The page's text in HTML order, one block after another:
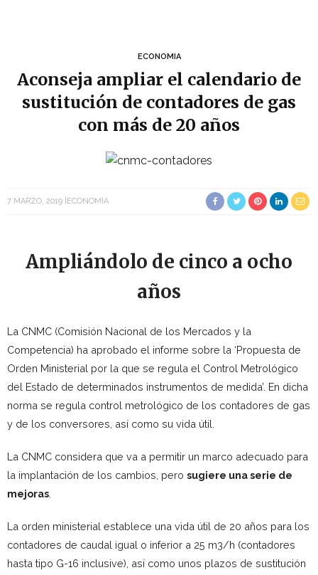
ECONOMIA
Aconseja ampliar el calendario de
sustitución de contadores de gas
con más de 20 años
7 MARZO, 2019 ECONOMIA
Ampliándolo de cinco a ocho
años
La CNMC (Comisión Nacional de los Mercados y la
Competencia) ha aprobado el informe sobre la ‘Propuesta de
Orden Ministerial por la que se regula el Control Metrológico
del Estado de determinados instrumentos de medida’. En dicha
norma se regula control metrológico de los contadores de gas
y de los conversores, así como su vida útil.
La CNMC considera que va a permitir un marco adecuado para
la implantación de los cambios, pero sugiere una serie de
mejoras
La orden ministerial establece una vida útil de 20 años para los
contadores de caudal igual o inferior a 25 m3/h (contadores
hasta tipo G-16 inclusive), así como unos plazos de sustitución